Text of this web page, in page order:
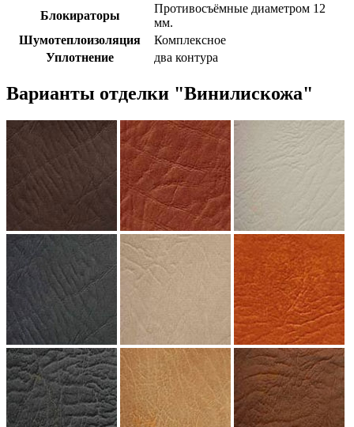
Блокираторы
Противосъёмные диаметром 12
мм.
Шумотеплоизоляция
Комплексное
Уплотнение
два контура
Варианты отделки "Винилискожа"